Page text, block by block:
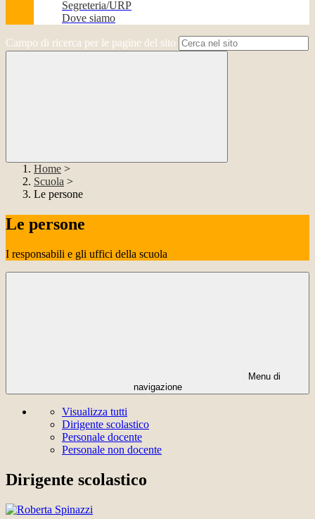
Segreteria/URP
Dove siamo
Campo di ricerca per le pagine del sito
Home >
Scuola >
Le persone
Le persone
I responsabili e gli uffici della scuola
Menu di
navigazione
Visualizza tutti
Dirigente scolastico
Personale docente
Personale non docente
Dirigente scolastico